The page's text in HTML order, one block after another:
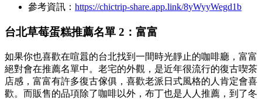
參考資訊： https://chictrip-share.app.link/8yWyyWegd1b
台北草莓蛋糕推薦名單 2：富富
如果你也喜歡在喧囂的台北找到一間時光靜止的咖啡廳，富富
絕對會在推薦名單中。老宅的外觀，是近年很流行的復古喫茶
店感，富富有許多復古傢俱，喜歡老派日式風格的人肯定會喜
歡。而販售的品項除了咖啡以外，布丁也是人人推薦，到了冬